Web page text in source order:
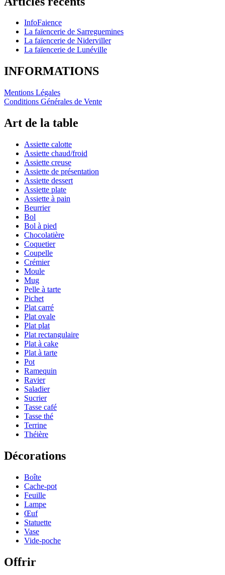
InfoFaience
La faïencerie de Sarreguemines
La faïencerie de Niderviller
La faïencerie de Lunéville
INFORMATIONS
Mentions Légales
Conditions Générales de Vente
Art de la table
Assiette calotte
Assiette chaud/froid
Assiette creuse
Assiette de présentation
Assiette dessert
Assiette plate
Assiette à pain
Beurrier
Bol
Bol à pied
Chocolatière
Coquetier
Coupelle
Crémier
Moule
Mug
Pelle à tarte
Pichet
Plat carré
Plat ovale
Plat plat
Plat rectangulaire
Plat à cake
Plat à tarte
Pot
Ramequin
Ravier
Saladier
Sucrier
Tasse café
Tasse thé
Terrine
Théière
Décorations
Boîte
Cache-pot
Feuille
Lampe
Œuf
Statuette
Vase
Vide-poche
Offrir